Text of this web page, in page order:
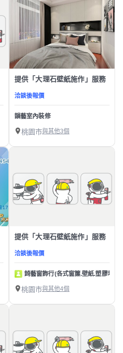
提供「大理石壁紙施作」服務
洽談後報價
韻藝室內裝修
桃園市與其他3個
提供「大理石壁紙施作」服務
洽談後報價
錡藝窗飾行(各式窗簾.壁紙.塑膠地板)
桃園市與其他4個